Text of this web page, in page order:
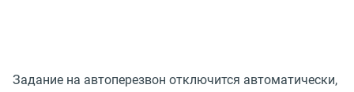
Задание на автоперезвон отключится автоматически,